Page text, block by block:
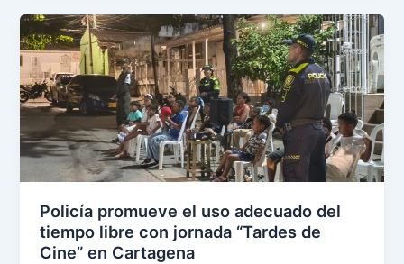
Policía promueve el uso adecuado del
tiempo libre con jornada “Tardes de
Cine” en Cartagena